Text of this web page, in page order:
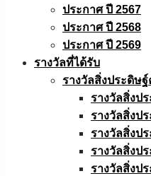
ประกาศ ปี 2567
ประกาศ ปี 2568
ประกาศ ปี 2569
รางวัลที่ได้รับ
รางวัลสิ่งประดิษ
รางวัลสิ่งป
รางวัลสิ่งป
รางวัลสิ่งป
รางวัลสิ่งป
รางวัลสิ่งป